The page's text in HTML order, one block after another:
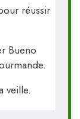
réussir
Bueno
veille.